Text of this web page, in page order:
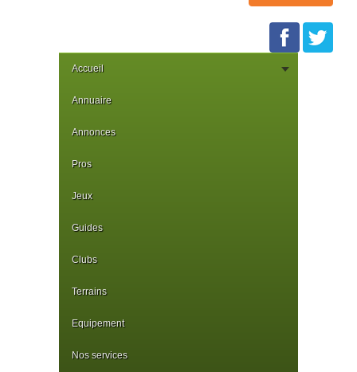
Accueil
Annuaire
Annonces
Pros
Jeux
Guides
Clubs
Terrains
Equipement
Nos services